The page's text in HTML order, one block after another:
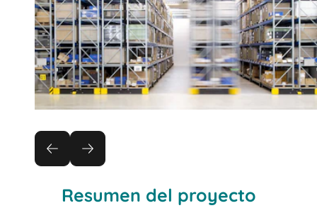
Resumen del proyecto